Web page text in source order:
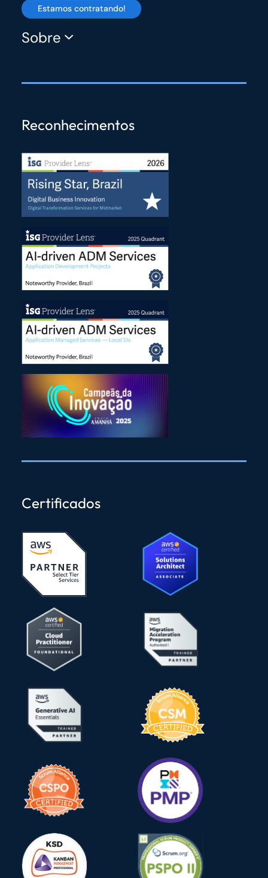
Estamos contratando!
Sobre
Reconhecimentos
Certificados